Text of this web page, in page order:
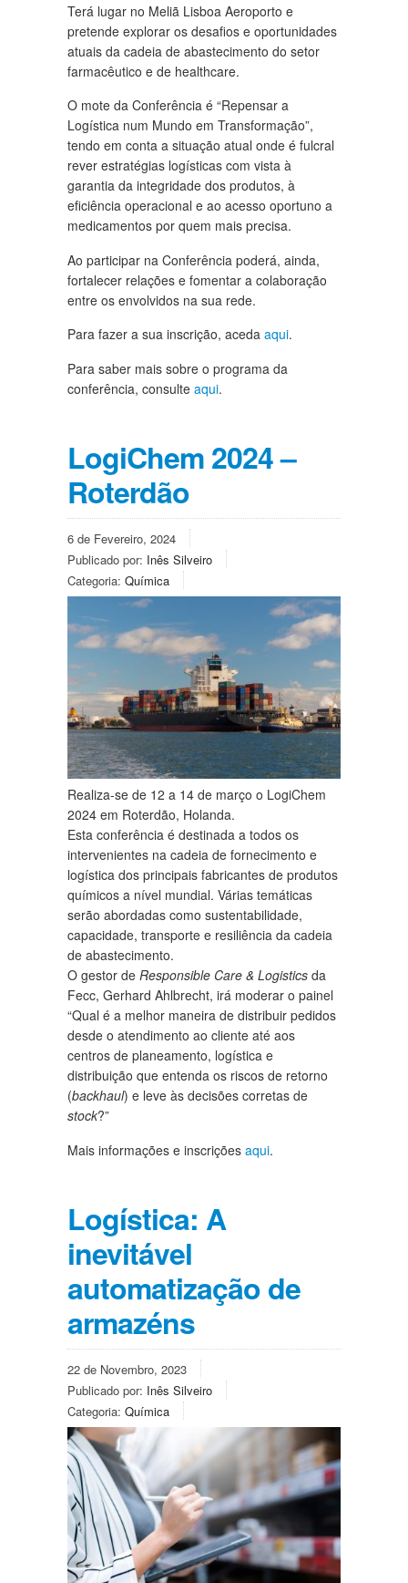
Terá lugar no Meliã Lisboa Aeroporto e
pretende explorar os desafios e oportunidades
atuais da cadeia de abastecimento do setor
farmacêutico e de healthcare.
O mote da Conferência é “Repensar a
Logística num Mundo em Transformação”,
tendo em conta a situação atual onde é fulcral
rever estratégias logísticas com vista à
garantia da integridade dos produtos, à
eficiência operacional e ao acesso oportuno a
medicamentos por quem mais precisa.
Ao participar na Conferência poderá, ainda,
fortalecer relações e fomentar a colaboração
entre os envolvidos na sua rede.
Para fazer a sua inscrição, aceda aqui.
Para saber mais sobre o programa da
conferência, consulte aqui.
LogiChem 2024 –
Roterdão
6 de Fevereiro, 2024
Publicado por: Inês Silveiro
Categoria: Química
Realiza-se de 12 a 14 de março o LogiChem
2024 em Roterdão, Holanda.
Esta conferência é destinada a todos os
intervenientes na cadeia de fornecimento e
logística dos principais fabricantes de produtos
químicos a nível mundial. Várias temáticas
serão abordadas como sustentabilidade,
capacidade, transporte e resiliência da cadeia
de abastecimento.
O gestor de Responsible Care & Logistics da
Fecc, Gerhard Ahlbrecht, irá moderar o painel
“Qual é a melhor maneira de distribuir pedidos
desde o atendimento ao cliente até aos
centros de planeamento, logística e
distribuição que entenda os riscos de retorno
(backhaul) e leve às decisões corretas de
stock?”
Mais informações e inscrições aqui.
Logística: A
inevitável
automatização de
armazéns
22 de Novembro, 2023
Publicado por: Inês Silveiro
Categoria: Química